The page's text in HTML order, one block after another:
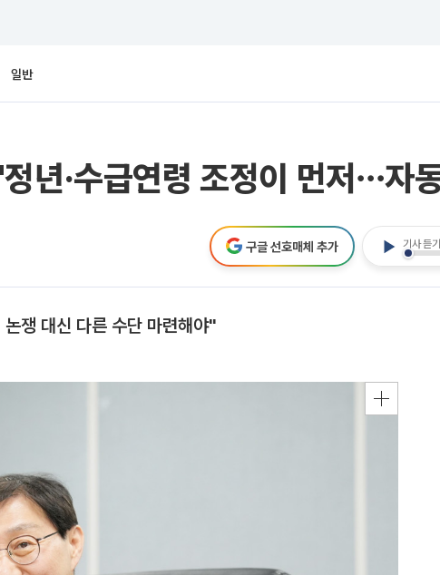
일반
년·수급연령 조정이 먼저⋯자
기사 듣기
구글 선호매체 추가
쟁 대신 다른 수단 마련해야"